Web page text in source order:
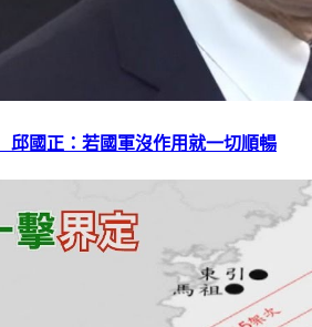
國正：若國軍沒作用就一切順暢